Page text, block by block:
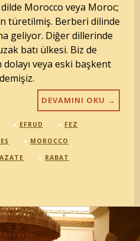
Morocco veya Moroc;
türetilmiş. Berberi dilinde
geliyor. Diğer dillerinde
batı ülkesi. Biz de
veya eski başkent
DEVAMINI OKU →
EFRUD
FEZ
MOROCCO
RABAT